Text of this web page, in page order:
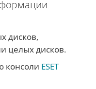
дисков,
целых дисков.
консоли ESET